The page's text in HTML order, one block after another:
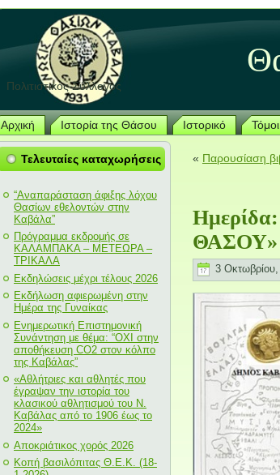
Πολιτιστικός Σύλλογος
Αρχική Ιστορία της Θάσου Ιστορικό
Τελευταίες καταχωρήσεις
“Αναπαράσταση άφιξης λόχου
Θασίων εθελοντών στην
Καβάλα”
Πρόγραμμα εκδρομής σε
ΚΑΛΑΜΠΑΚΑ – ΜΕΤΕΩΡΑ –
ΤΡΙΚΑΛΑ
Εκδηλώσεις μέχρι τέλους 2026
Εκδήλωση αφιερωμένη στην
Ημέρα της Γυναίκας
Ενημερωτική Επιστημονική
Συνάντηση με θέμα: “ΟΧΙ στην
αποθήκευση CO2 στον κόλπο
της Καβάλας”
«Αθλήτριες και αθλητές που
έγραψαν την ιστορία του
κλασικού αθλητισμού του Ν.
Καβάλας από το 1906 έως το
2024»
Αποκριάτικος χορός 2026
Κοπή βασιλόπιτας Θ.Ε.Κ. (18-
« Παρουσίαση
ΘΑΣΟΥ»
3 Οκτωβρίου,